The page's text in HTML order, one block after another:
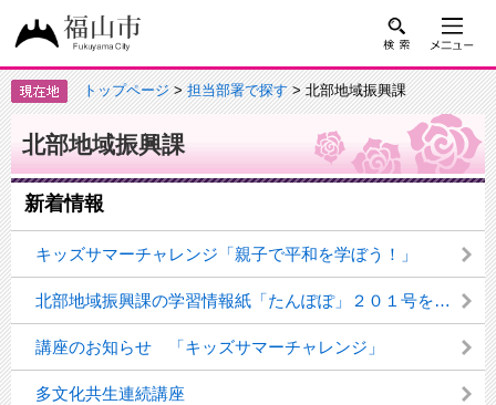
トップページ>担当部署で探す> 北部地域振興課
北部地域振興課
新着情報
キッズサマーチャレンジ「親子で平和を学ぼう！」
北部地域振興課の学習情報紙「たんぽぽ」２０１号を発行しました
講座のお知らせ 「キッズサマーチャレンジ」
多文化共生連続講座